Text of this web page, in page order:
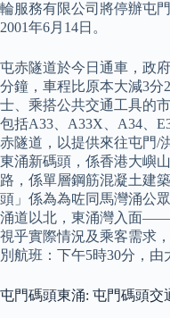
輪服務有限公司將停辦屯
2001年6月14日。
屯赤隧道於今日通車，政
分鐘，車程比原本大減3分
士、乘搭公共交通工具的
包括A33、A33X、A34、
赤隧道，以提供來往屯門/
東涌新碼頭，係香港大嶼
路，係單層鋼筋混凝土建
頭」係為為咗同馬灣涌公
涌道以北，東涌灣入面——
視乎實際情況及乘客需求
別航班：下午5時30分，由
屯門碼頭東涌: 屯門碼頭交